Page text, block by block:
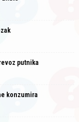
putnika
konzumira